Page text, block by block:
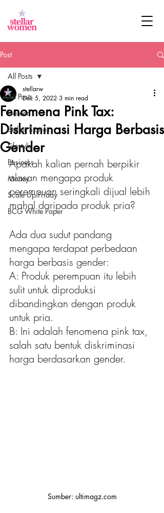
Post
All Posts
Career
Stellar Stories
Lifestyle
Business
Money
Scale Up Friday
BCG White Paper
All Posts
Fenomena Pink Tax:
Diskriminasi Harga Berbasis
Gender
stellarw
Dec 5, 2022 3 min read
Apakah kalian pernah berpikir
alasan mengapa produk
perempuan seringkali dijual lebih
mahal daripada produk pria?
Ada dua sudut pandang
mengapa terdapat perbedaan
harga berbasis gender:
A: Produk perempuan itu lebih
sulit untuk diproduksi
dibandingkan dengan produk
untuk pria.
B: Ini adalah fenomena pink tax,
salah satu bentuk diskriminasi
harga berdasarkan gender.
Sumber: ultimagz.com